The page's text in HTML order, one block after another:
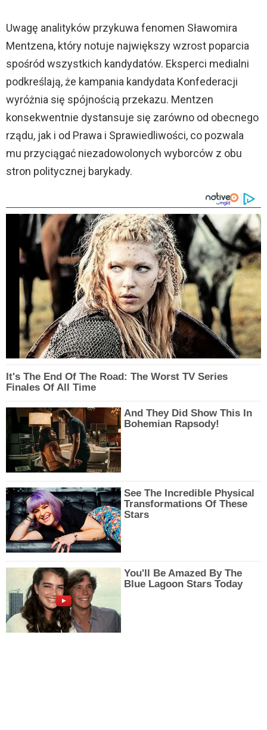
Uwagę analityków przykuwa fenomen Sławomira
Mentzena, który notuje największy wzrost poparcia
spośród wszystkich kandydatów. Eksperci medialni
podkreślają, że kampania kandydata Konfederacji
wyróżnia się spójnością przekazu. Mentzen
konsekwentnie dystansuje się zarówno od obecnego
rządu, jak i od Prawa i Sprawiedliwości, co pozwala
mu przyciągać niezadowolonych wyborców z obu
stron politycznej barykady.
It's The End Of The Road: The Worst TV Series
Finales Of All Time
And They Did Show This In
Bohemian Rapsody!
See The Incredible Physical
Transformations Of These
Stars
You'll Be Amazed By The
Blue Lagoon Stars Today